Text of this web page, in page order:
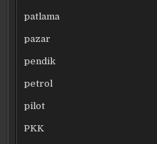
patlama
pazar
pendik
petrol
pilot
PKK